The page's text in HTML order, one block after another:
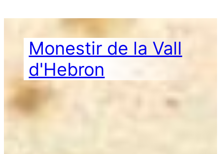
contingut
Monestir de la Vall
d'Hebron